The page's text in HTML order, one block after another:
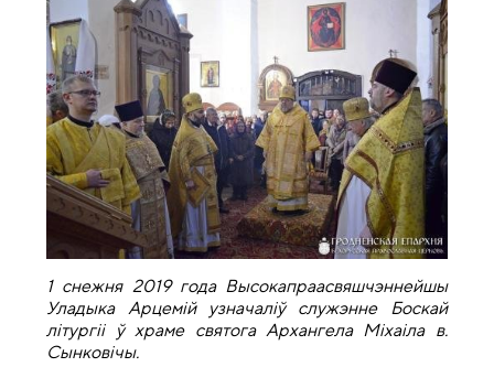
1 снежня 2019 года Высокапраасвяшчэннейшы
Уладыка Арцемій узначаліў служэнне Боскай
літургіі ў храме святога Архангела Міхаіла в.
Сынковічы.